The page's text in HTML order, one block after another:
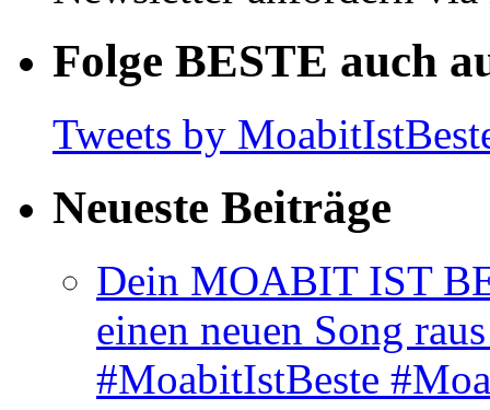
Folge BESTE auch
Tweets by
Neueste Beiträge
Dein MOABIT IST
einen neuen Song
#MoabitIstBeste